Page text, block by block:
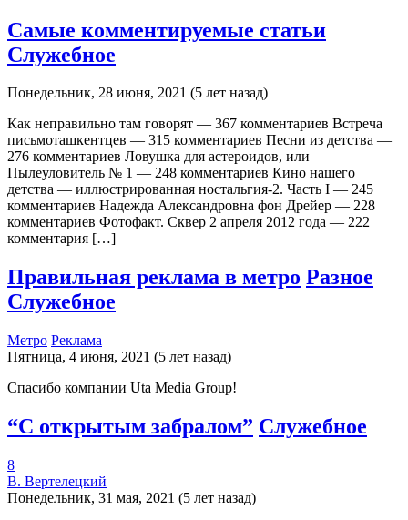
Самые комментируемые статьи
Служебное
Понедельник, 28 июня, 2021 (5 лет назад)
Как неправильно там говорят — 367 комментариев Встреча
письмоташкентцев — 315 комментариев Песни из детства —
276 комментариев Ловушка для астероидов, или
Пылеуловитель № 1 — 248 комментариев Кино нашего
детства — иллюстрированная ностальгия-2. Часть I — 245
комментариев Надежда Александровна фон Дрейер — 228
комментариев Фотофакт. Сквер 2 апреля 2012 года — 222
комментария […]
Правильная реклама в метро Разное
Служебное
Метро Реклама
Пятница, 4 июня, 2021 (5 лет назад)
Спасибо компании Uta Media Group!
“С открытым забралом” Служебное
8
В. Вертелецкий
Понедельник, 31 мая, 2021 (5 лет назад)